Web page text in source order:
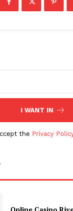
I WANT IN
the Privacy